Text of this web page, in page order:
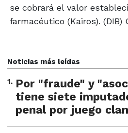
se cobrará el valor
farmacéutico (Kairos). (DIB)
Noticias más leídas
1. Por "fraude" y
tiene siete
penal por juego